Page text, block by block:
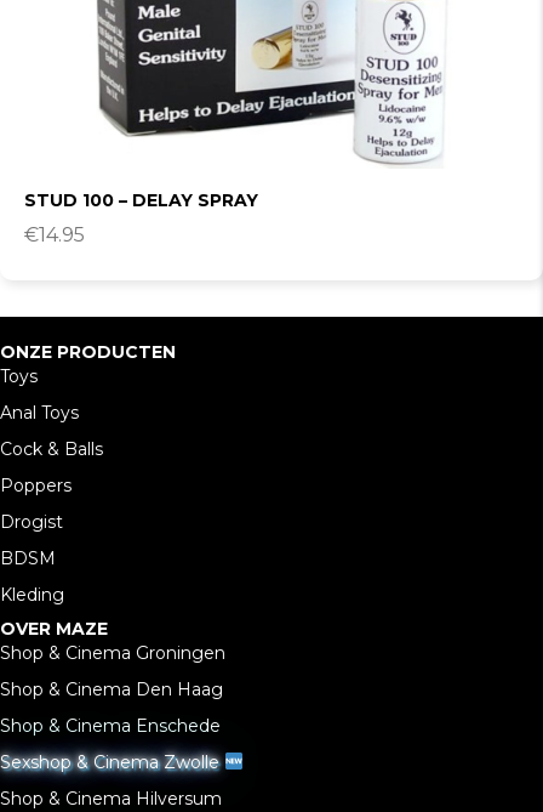
STUD 100 – DELAY SPRAY
€14.95
ONZE PRODUCTEN
Toys
Anal Toys
Cock & Balls
Poppers
Drogist
BDSM
Kleding
OVER MAZE
Shop & Cinema Groningen
Shop & Cinema Den Haag
Shop & Cinema Enschede
Sexshop & Cinema Zwolle
Shop & Cinema Hilversum